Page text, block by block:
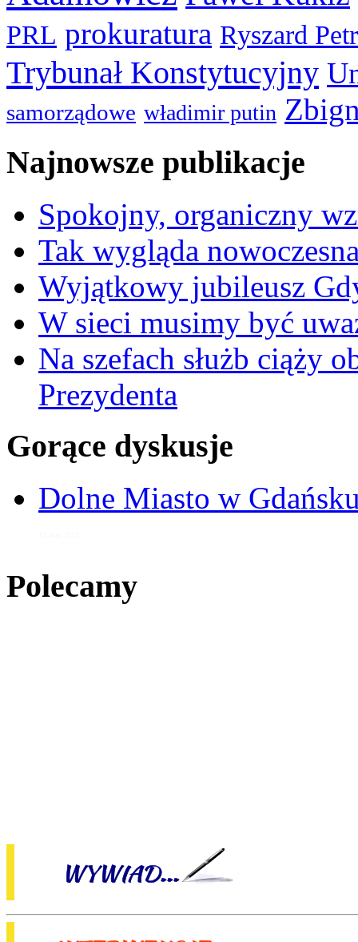
PRL prokuratura Ryszard
Trybunał Konstytucyjny
samorządowe władimir putin
Najnowsze publikacje
Spokojny, organiczny
Tak wygląda
Wyjątkowy jubileusz
W sieci musimy być
Na szefach służb ciąży
Prezydenta
Gorące dyskusje
Dolne Miasto w
Polecamy